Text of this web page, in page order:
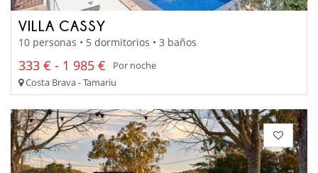
VILLA CASSY
10 personas • 5 dormitorios • 3 baños
333 € - 1 985 €
Por noche
Costa Brava - Tamariu